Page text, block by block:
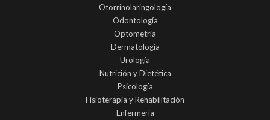
Otorrinolaringología
Odontología
Optometría
Dermatología
Urología
Nutrición y Dietética
Psicología
Fisioterapia y Rehabilitación
Enfermería